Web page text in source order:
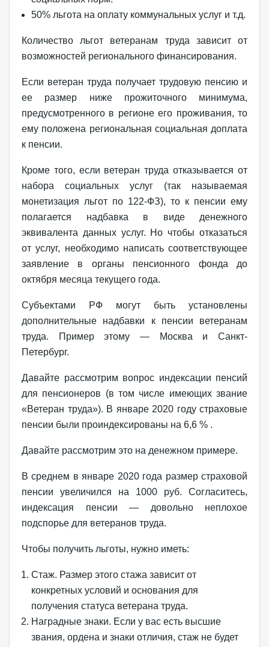
50% льгота на оплату коммунальных услуг и т.д.
Количество льгот ветеранам труда зависит от
возможностей регионального финансирования.
Если ветеран труда получает трудовую пенсию и
ее размер ниже прожиточного минимума,
предусмотренного в регионе его проживания, то
ему положена региональная социальная доплата
к пенсии.
Кроме того, если ветеран труда отказывается от
набора социальных услуг (так называемая
монетизация льгот по 122-ФЗ), то к пенсии ему
полагается надбавка в виде денежного
эквивалента данных услуг. Но чтобы отказаться
от услуг, необходимо написать соответствующее
заявление в органы пенсионного фонда до
октября месяца текущего года.
Субъектами РФ могут быть установлены
дополнительные надбавки к пенсии ветеранам
труда. Пример этому — Москва и Санкт-
Петербург.
Давайте рассмотрим вопрос индексации пенсий
для пенсионеров (в том числе имеющих звание
«Ветеран труда»). В январе 2020 году страховые
пенсии были проиндексированы на 6,6 % .
Давайте рассмотрим это на денежном примере.
В среднем в январе 2020 года размер страховой
пенсии увеличился на 1000 руб. Согласитесь,
индексация пенсии — довольно неплохое
подспорье для ветеранов труда.
Чтобы получить льготы, нужно иметь:
Стаж. Размер этого стажа зависит от
конкретных условий и основания для
получения статуса ветерана труда.
Наградные знаки. Если у вас есть высшие
звания, ордена и знаки отличия, стаж не будет